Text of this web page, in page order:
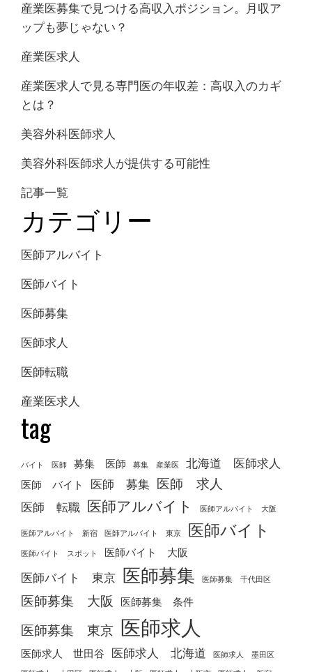
産業医募集で見つける高収入ポジション。月収ア
ップも夢じゃない？
産業医求人
産業医求人で見る専門医の年収差：高収入のカギ
とは？
美容外科医師求人
美容外科医師求人が提供する可能性
記事一覧
カテゴリー
医師アルバイト
医師バイト
医師募集
医師求人
医師転職
産業医求人
tag
バイト 医師 募集 医師 募集 産業医 北海道 医師求人
医師 バイト 医師 募集 医師 求人
医師 転職 医師アルバイト 医師アルバイト 大阪
医師アルバイト 新宿 医師アルバイト 東京 医師バイト
医師バイト スポット 医師バイト 大阪
医師バイト 東京 医師募集 医師募集 千代田区
医師募集 大阪 医師募集 条件
医師募集 東京 医師求人
医師求人 世田谷 医師求人 北海道
医師求人 墨田区